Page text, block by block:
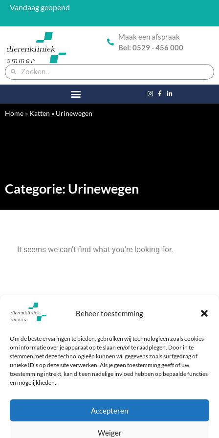
Beheer toestemming
Om de beste ervaringen te bieden, gebruiken wij technologieën zoals cookies
om informatie over je apparaat op te slaan en/of te raadplegen. Door in te
stemmen met deze technologieën kunnen wij gegevens zoals surfgedrag of
unieke ID's op deze site verwerken. Als je geen toestemming geeft of uw
toestemming intrekt, kan dit een nadelige invloed hebben op bepaalde functies
en mogelijkheden.
Accepteren
Weiger
Vandaag geopend
Maak een afspraak
Bel: 0529 - 456 000
Home » Katten » Urinewegen
Categorie: Urinewegen
It seems we can't find what you're looking for.
Baron Bentinckstraat 2